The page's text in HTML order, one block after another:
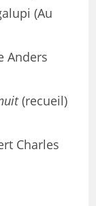
(Au
Anders
(recueil)
Charles